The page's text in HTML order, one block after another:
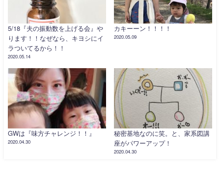
5/18『夫の振動数を上げる会』や
ります！！なぜなら、キヨシにイ
ラついてるから！！
2020.05.14
カキーーン！！！！
2020.05.09
GWは『味方チャレンジ！！』
2020.04.30
秘密基地なのに笑。と、家系図講
座がパワーアップ！
2020.04.30